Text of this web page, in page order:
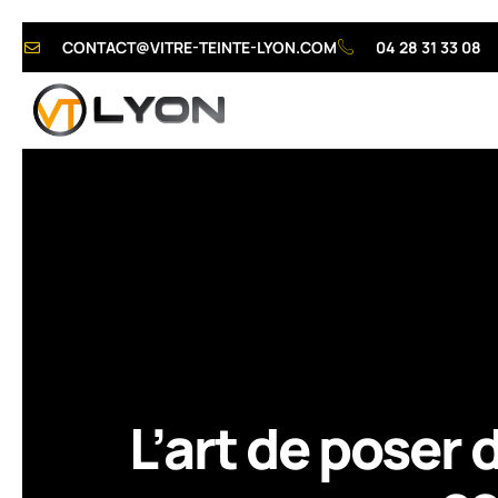
CONTACT@VITRE-TEINTE-LYON.COM 04 28 31 33 08
L’art de